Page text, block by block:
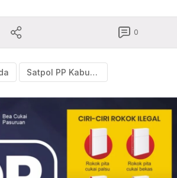
0
Satpol PP Kabupaten Pasuruan